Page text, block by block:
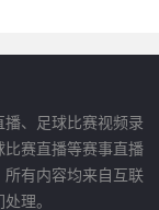
、足球比赛视频录
赛直播等赛事直播
有内容均来自互联
理。